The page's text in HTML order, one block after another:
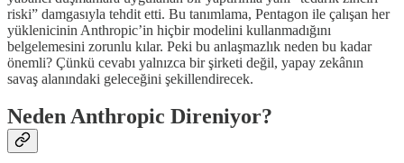
riski” damgasıyla tehdit etti. Bu tanımlama, Pentagon ile çalışan her
yüklenicinin Anthropic’in hiçbir modelini kullanmadığını
belgelemesini zorunlu kılar. Peki bu anlaşmazlık neden bu kadar
önemli? Çünkü cevabı yalnızca bir şirketi değil, yapay zekânın
savaş alanındaki geleceğini şekillendirecek.
Neden Anthropic Direniyor?